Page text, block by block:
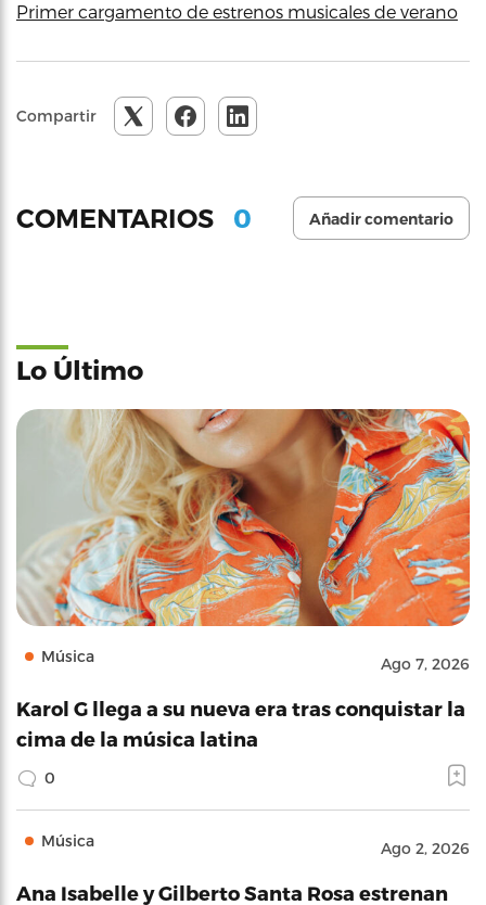
Primer cargamento de estrenos musicales de verano
Compartir
COMENTARIOS 0 Añadir comentario
Lo Último
Música Ago 7, 2026
Karol G llega a su nueva era tras conquistar la
cima de la música latina
0
Música Ago 2, 2026
Ana Isabelle y Gilberto Santa Rosa estrenan